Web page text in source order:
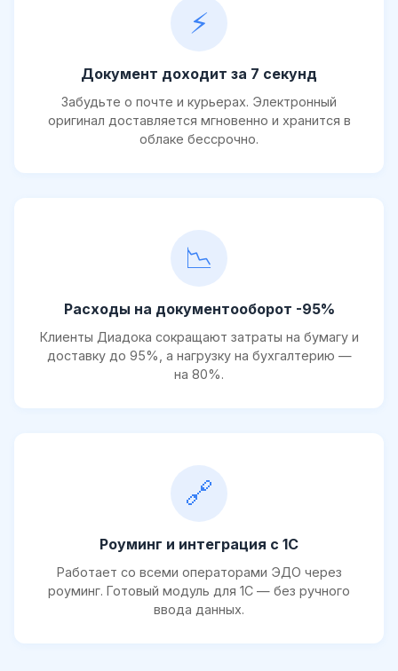
⚡
Документ доходит за 7 секунд
Забудьте о почте и курьерах. Электронный
оригинал доставляется мгновенно и хранится в
облаке бессрочно.
📉
Расходы на документооборот -95%
Клиенты Диадока сокращают затраты на бумагу и
доставку до 95%, а нагрузку на бухгалтерию —
на 80%.
🔗
Роуминг и интеграция с 1С
Работает со всеми операторами ЭДО через
роуминг. Готовый модуль для 1С — без ручного
ввода данных.